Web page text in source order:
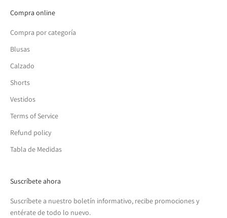
Compra online
Compra por categoría
Blusas
Calzado
Shorts
Vestidos
Terms of Service
Refund policy
Tabla de Medidas
Suscríbete ahora
Suscríbete a nuestro boletín informativo, recibe promociones y
entérate de todo lo nuevo.